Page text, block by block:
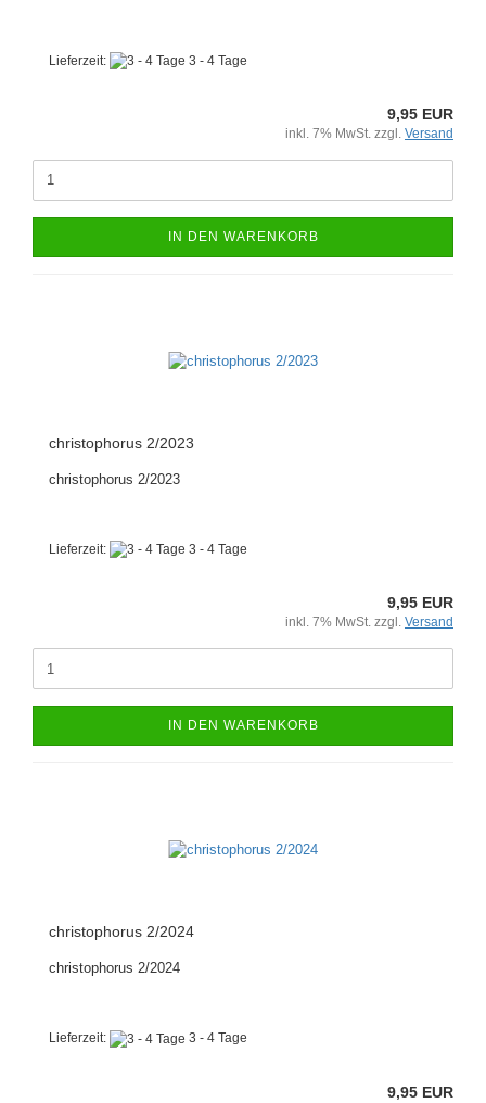
Lieferzeit: 3 - 4 Tage
9,95 EUR
inkl. 7% MwSt. zzgl. Versand
IN DEN WARENKORB
christophorus 2/2023
christophorus 2/2023
Lieferzeit: 3 - 4 Tage
9,95 EUR
inkl. 7% MwSt. zzgl. Versand
IN DEN WARENKORB
christophorus 2/2024
christophorus 2/2024
Lieferzeit: 3 - 4 Tage
9,95 EUR